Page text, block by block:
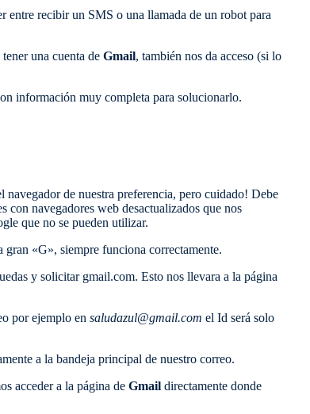
recibir un SMS o una llamada de un robot para
una cuenta de Gmail, también nos da acceso (si lo
información muy completa para solucionarlo.
navegador de nuestra preferencia, pero cuidado! Debe
con navegadores web desactualizados que nos
que no se pueden utilizar.
«G», siempre funciona correctamente.
y solicitar gmail.com. Esto nos llevara a la página
por ejemplo en saludazul@gmail.com el Id será solo
a la bandeja principal de nuestro correo.
acceder a la página de Gmail directamente donde